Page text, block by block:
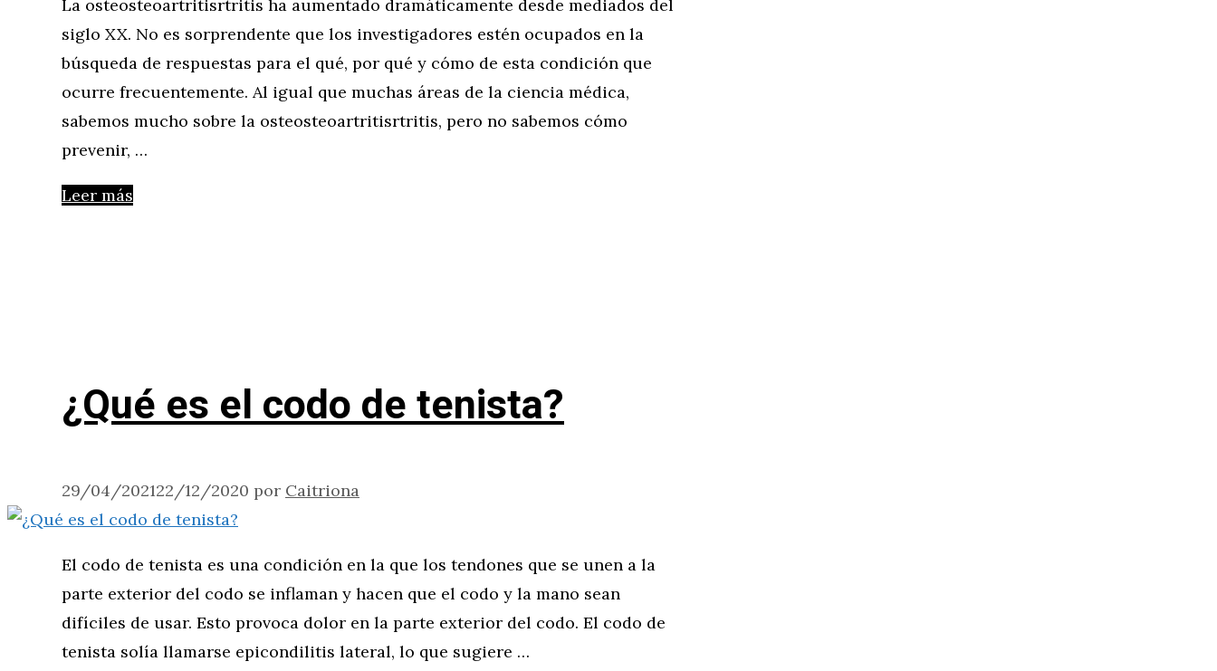
La osteosteoartritisrtritis ha aumentado dramáticamente desde mediados del
siglo XX. No es sorprendente que los investigadores estén ocupados en la
búsqueda de respuestas para el qué, por qué y cómo de esta condición que
ocurre frecuentemente. Al igual que muchas áreas de la ciencia médica,
sabemos mucho sobre la osteosteoartritisrtritis, pero no sabemos cómo
prevenir, …
Leer más
¿Qué es el codo de tenista?
29/04/202122/12/2020 por Caitriona
El codo de tenista es una condición en la que los tendones que se unen a la
parte exterior del codo se inflaman y hacen que el codo y la mano sean
difíciles de usar. Esto provoca dolor en la parte exterior del codo. El codo de
tenista solía llamarse epicondilitis lateral, lo que sugiere …